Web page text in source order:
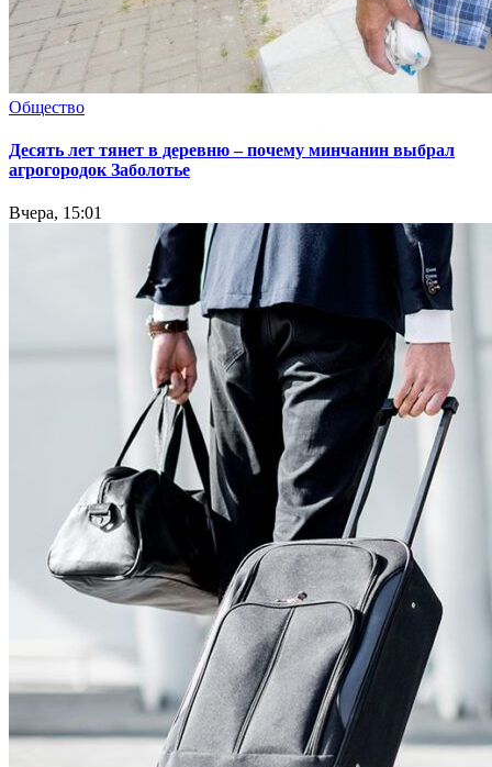
Общество
Десять лет тянет в деревню – почему минчанин выбрал
агрогородок Заболотье
Вчера, 15:01